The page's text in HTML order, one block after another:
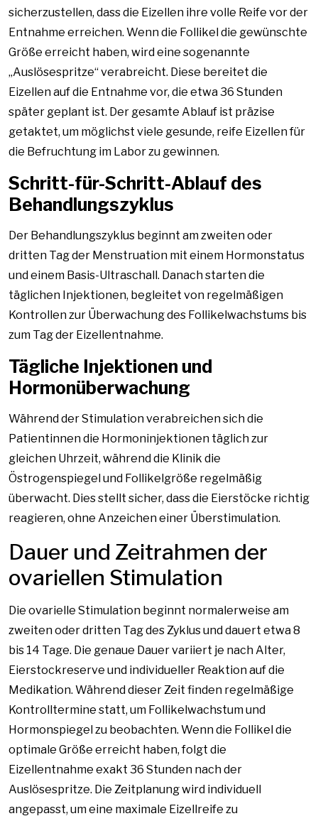
sicherzustellen, dass die Eizellen ihre volle Reife vor der
Entnahme erreichen. Wenn die Follikel die gewünschte
Größe erreicht haben, wird eine sogenannte
„Auslösespritze“ verabreicht. Diese bereitet die
Eizellen auf die Entnahme vor, die etwa 36 Stunden
später geplant ist. Der gesamte Ablauf ist präzise
getaktet, um möglichst viele gesunde, reife Eizellen für
die Befruchtung im Labor zu gewinnen.
Schritt-für-Schritt-Ablauf des
Behandlungszyklus
Der Behandlungszyklus beginnt am zweiten oder
dritten Tag der Menstruation mit einem Hormonstatus
und einem Basis-Ultraschall. Danach starten die
täglichen Injektionen, begleitet von regelmäßigen
Kontrollen zur Überwachung des Follikelwachstums bis
zum Tag der Eizellentnahme.
Tägliche Injektionen und
Hormonüberwachung
Während der Stimulation verabreichen sich die
Patientinnen die Hormoninjektionen täglich zur
gleichen Uhrzeit, während die Klinik die
Östrogenspiegel und Follikelgröße regelmäßig
überwacht. Dies stellt sicher, dass die Eierstöcke richtig
reagieren, ohne Anzeichen einer Überstimulation.
Dauer und Zeitrahmen der
ovariellen Stimulation
Die ovarielle Stimulation beginnt normalerweise am
zweiten oder dritten Tag des Zyklus und dauert etwa 8
bis 14 Tage. Die genaue Dauer variiert je nach Alter,
Eierstockreserve und individueller Reaktion auf die
Medikation. Während dieser Zeit finden regelmäßige
Kontrolltermine statt, um Follikelwachstum und
Hormonspiegel zu beobachten. Wenn die Follikel die
optimale Größe erreicht haben, folgt die
Eizellentnahme exakt 36 Stunden nach der
Auslösespritze. Die Zeitplanung wird individuell
angepasst, um eine maximale Eizellreife zu